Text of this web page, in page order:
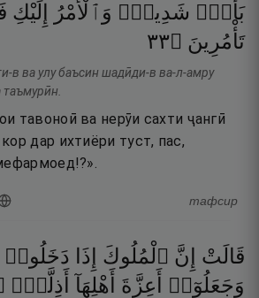
بَأْسٍۢ شَدِيدٍۢ وَٱلْأَمْرُ إِلَيْكِ
تَأْمُرِينَ ۝٣٣
в ва улу баъсин шадӣди-в ва-л-амру
тавоноӣ ва нерӯи сахти ҷангӣ
дар ихтиёри туст, пас,
тафсир
قَالَتْ إِنَّ ٱلْمُلُوكَ إِذَا دَخَلُوا۟
وَجَعَلُوٓا۟
أَعِزَّةَ أَهْلِهَآ